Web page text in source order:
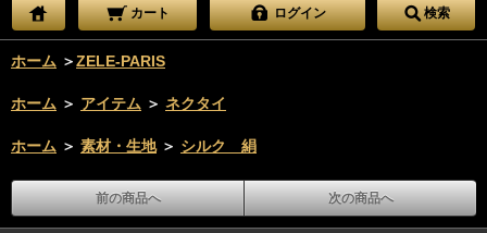
カート ログイン 検索
ホーム ＞ZELE-PARIS
ホーム ＞ アイテム ＞ ネクタイ
ホーム ＞ 素材・生地 ＞ シルク 絹
前の商品へ 次の商品へ